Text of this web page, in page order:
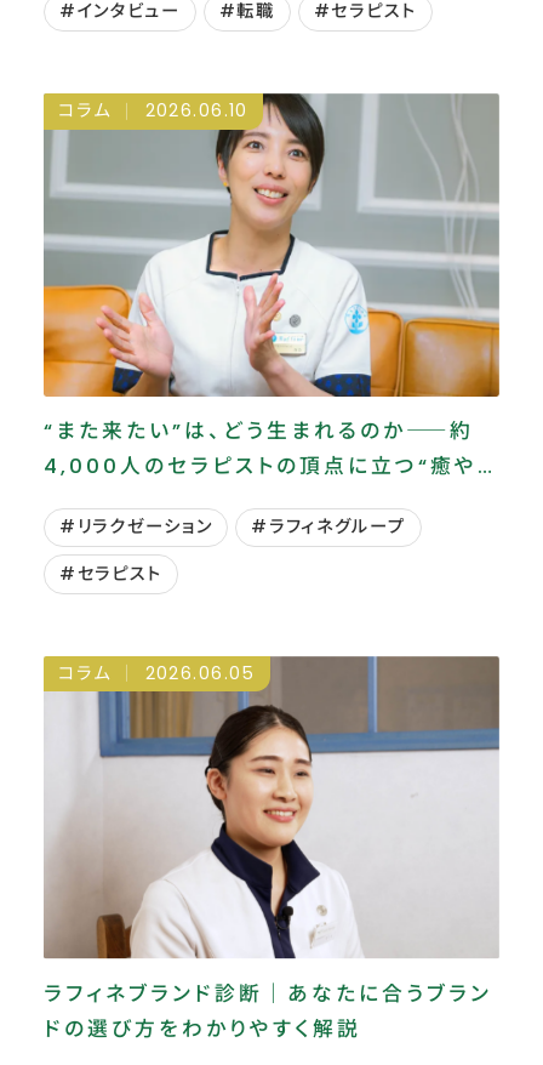
#インタビュー #転職 #セラピスト
コラム 2026.06.10
“また来たい”は、どう生まれるのか――約
4,000人のセラピストの頂点に立つ“癒やし
のプロ”が語る仕事の本質
#リラクゼーション
#ラフィネグループ
#セラピスト
コラム 2026.06.05
ラフィネブランド診断｜あなたに合うブラン
ドの選び方をわかりやすく解説